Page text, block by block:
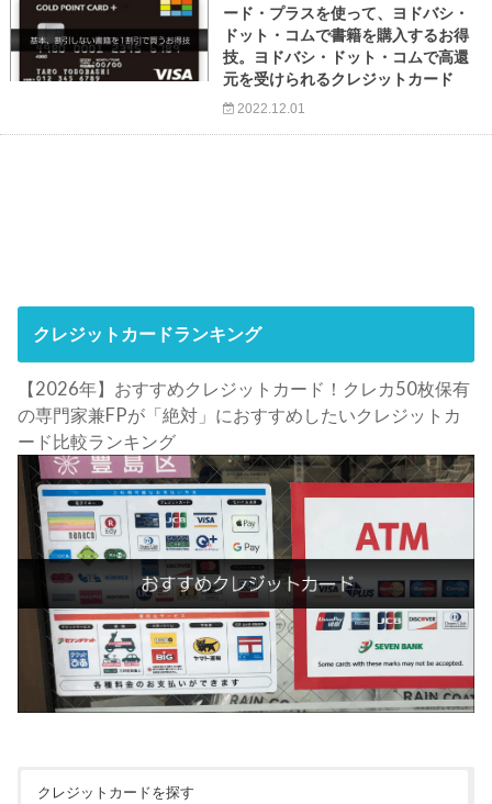
ード・プラスを使って、ヨドバシ・
ドット・コムで書籍を購入するお得
技。ヨドバシ・ドット・コムで高還
元を受けられるクレジットカード
2022.12.01
クレジットカードランキング
【2026年】おすすめクレジットカード！クレカ50枚保有
の専門家兼FPが「絶対」におすすめしたいクレジットカ
ード比較ランキング
クレジットカードを探す